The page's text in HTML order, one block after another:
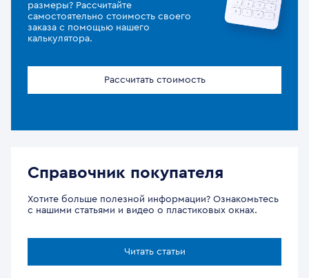
размеры? Рассчитайте
самостоятельно стоимость своего
заказа с помощью нашего
калькулятора.
Рассчитать стоимость
Справочник покупателя
Хотите больше полезной информации? Ознакомьтесь
с нашими статьями и видео о пластиковых окнах.
Читать статьи